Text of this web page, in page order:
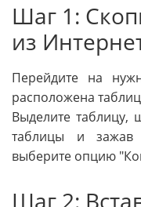
Шаг 1:
из
Перейдите на
расположена
Выделите таблицу,
таблицы и
выберите опцию
Шаг 2: